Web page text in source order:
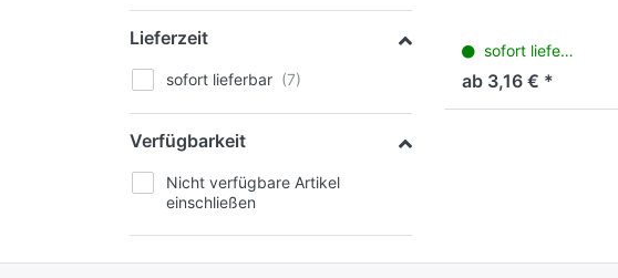
Lieferzeit
sofort lieferbar
Verfügbarkeit
Nicht verfügbare Artikel
einschließen
sofort lieferbar
ab 3,16 € *